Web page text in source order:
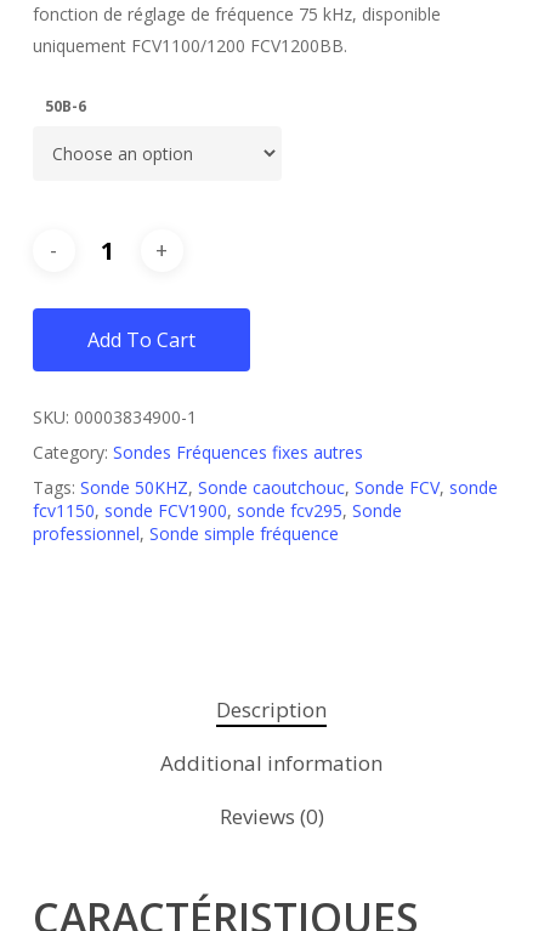
fonction de réglage de fréquence 75 kHz, disponible
uniquement FCV1100/1200 FCV1200BB.
50B-6
Add To Cart
SKU: 00003834900-1
Category: Sondes Fréquences fixes autres
Tags: Sonde 50KHZ, Sonde caoutchouc, Sonde FCV, sonde
fcv1150, sonde FCV1900, sonde fcv295, Sonde
professionnel, Sonde simple fréquence
Description
Additional information
Reviews (0)
CARACTÉRISTIQUES